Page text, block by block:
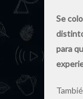
Se
para